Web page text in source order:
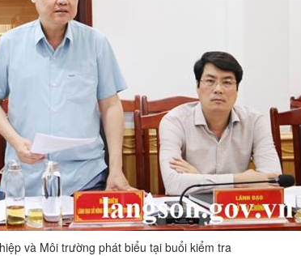
và Môi trường phát biểu tại buổi kiểm tra